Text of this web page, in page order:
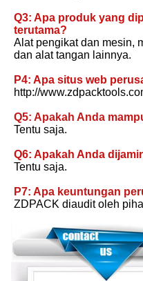
Q3: Apa produk yang
terutama?
Alat pengikat dan mesin,
dan alat tangan lainnya.
P4: Apa situs web
http://
Q5: Apakah Anda
Tentu saja.
Q6: Apakah Anda
Tentu saja.
P7: Apa keuntungan
ZDPACK diaudit oleh